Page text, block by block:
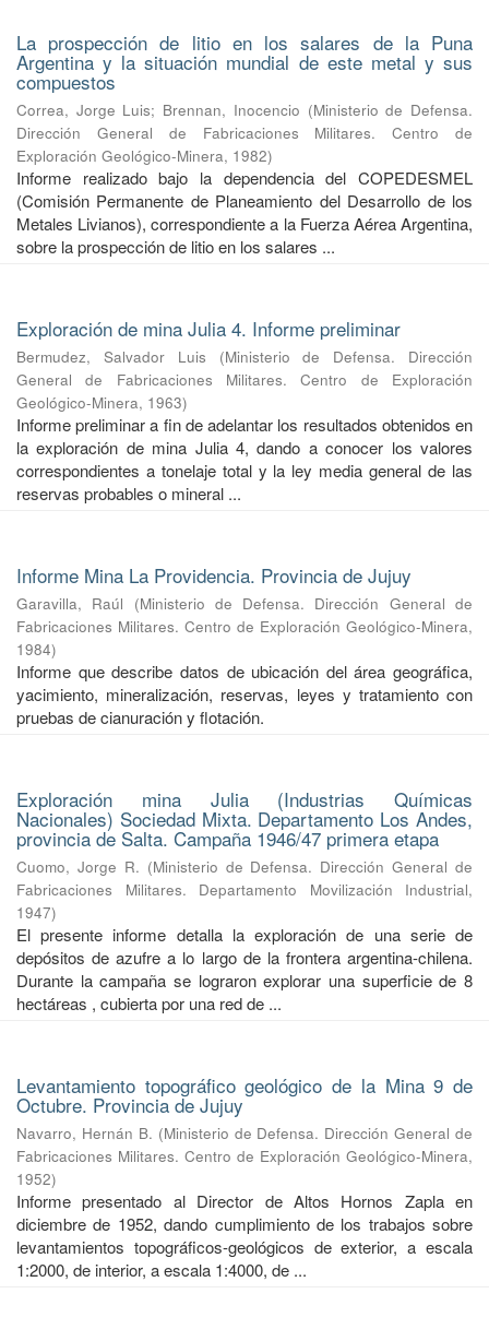
La prospección de litio en los salares de la Puna
Argentina y la situación mundial de este metal y sus
compuestos
Correa, Jorge Luis; Brennan, Inocencio (Ministerio de Defensa.
Dirección General de Fabricaciones Militares. Centro de
Exploración Geológico-Minera, 1982)
Informe realizado bajo la dependencia del COPEDESMEL
(Comisión Permanente de Planeamiento del Desarrollo de los
Metales Livianos), correspondiente a la Fuerza Aérea Argentina,
sobre la prospección de litio en los salares ...
Exploración de mina Julia 4. Informe preliminar
Bermudez, Salvador Luis (Ministerio de Defensa. Dirección
General de Fabricaciones Militares. Centro de Exploración
Geológico-Minera, 1963)
Informe preliminar a fin de adelantar los resultados obtenidos en
la exploración de mina Julia 4, dando a conocer los valores
correspondientes a tonelaje total y la ley media general de las
reservas probables o mineral ...
Informe Mina La Providencia. Provincia de Jujuy
Garavilla, Raúl (Ministerio de Defensa. Dirección General de
Fabricaciones Militares. Centro de Exploración Geológico-Minera,
1984)
Informe que describe datos de ubicación del área geográfica,
yacimiento, mineralización, reservas, leyes y tratamiento con
pruebas de cianuración y flotación.
Exploración mina Julia (Industrias Químicas
Nacionales) Sociedad Mixta. Departamento Los Andes,
provincia de Salta. Campaña 1946/47 primera etapa
Cuomo, Jorge R. (Ministerio de Defensa. Dirección General de
Fabricaciones Militares. Departamento Movilización Industrial,
1947)
El presente informe detalla la exploración de una serie de
depósitos de azufre a lo largo de la frontera argentina-chilena.
Durante la campaña se lograron explorar una superficie de 8
hectáreas , cubierta por una red de ...
Levantamiento topográfico geológico de la Mina 9 de
Octubre. Provincia de Jujuy
Navarro, Hernán B. (Ministerio de Defensa. Dirección General de
Fabricaciones Militares. Centro de Exploración Geológico-Minera,
1952)
Informe presentado al Director de Altos Hornos Zapla en
diciembre de 1952, dando cumplimiento de los trabajos sobre
levantamientos topográficos-geológicos de exterior, a escala
1:2000, de interior, a escala 1:4000, de ...